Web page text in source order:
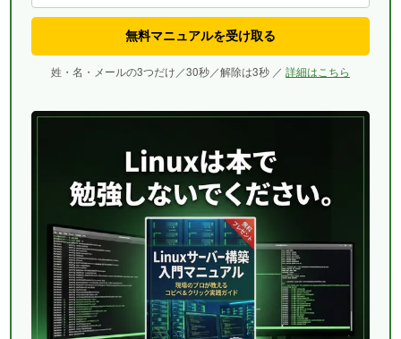
無料マニュアルを受け取る
姓・名・メールの3つだけ／30秒／解除は3秒 ／ 詳細はこちら